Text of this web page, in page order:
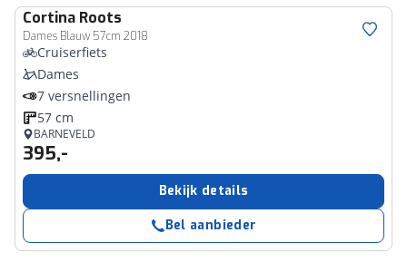
Cortina Roots
Dames Blauw 57cm 2018
Cruiserfiets
Dames
7 versnellingen
57 cm
BARNEVELD
395,-
Bekijk details
Bel aanbieder